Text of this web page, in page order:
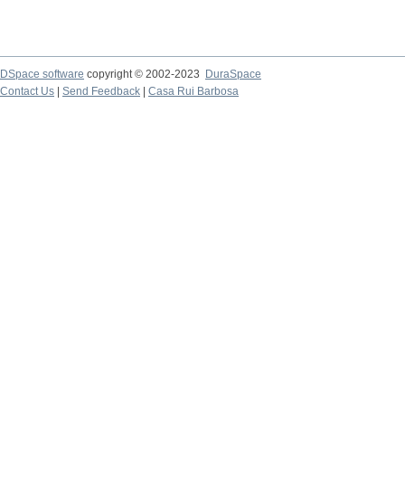
DSpace software copyright © 2002-2023
DuraSpace
Contact Us
Send Feedback Casa Rui Barbosa